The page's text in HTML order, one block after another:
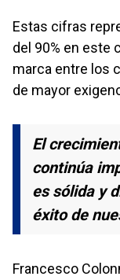
Estas cifras
del 90% en este
marca entre los
de mayor
El
continúa
es sólida y
éxito de
Francesco